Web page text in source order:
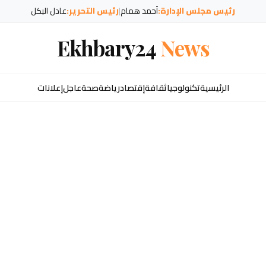
رئيس مجلس الإدارة:أحمد همام|رئيس التحرير:عادل البكل
Ekhbary24News
الرئيسيةتكنولوجياثقافةإقتصادرياضةصحةعاجلإعلانات